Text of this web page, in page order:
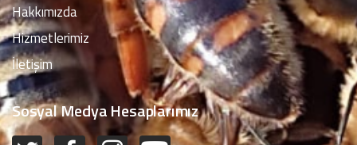
Hakkımızda
Hizmetlerimiz
İletişim
Sosyal Medya Hesaplarımız